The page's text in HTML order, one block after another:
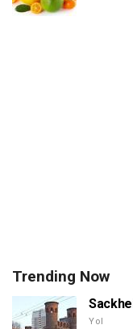
Trending Now
Yol